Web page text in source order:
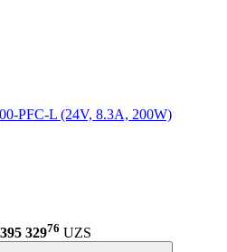
PFC-L (24V, 8.3A, 200W)
32976 UZS